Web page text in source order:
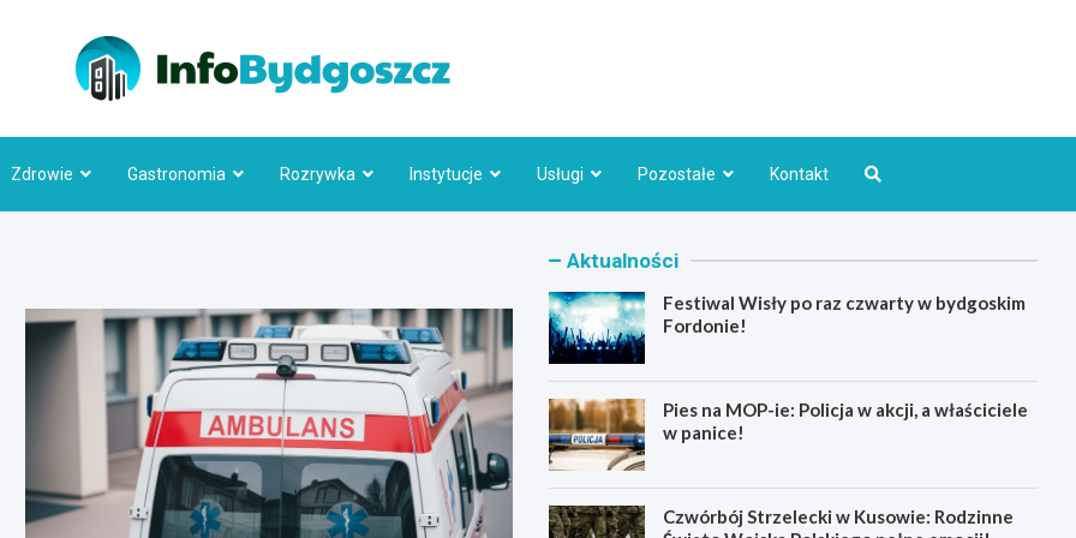
Zdrowie Gastronomia Rozrywka Instytucje Usługi Pozostałe Kontakt
Aktualności
Festiwal Wisły po raz czwarty w bydgoskim
Fordonie!
Pies na MOP-ie: Policja w akcji, a właściciele
w panice!
Czwórbój Strzelecki w Kusowie: Rodzinne